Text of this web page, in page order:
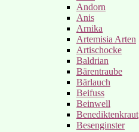
Andorn
Anis
Arnika
Artemisia Arten
Artischocke
Baldrian
Bärentraube
Bärlauch
Beifuss
Beinwell
Benediktenkraut
Besenginster